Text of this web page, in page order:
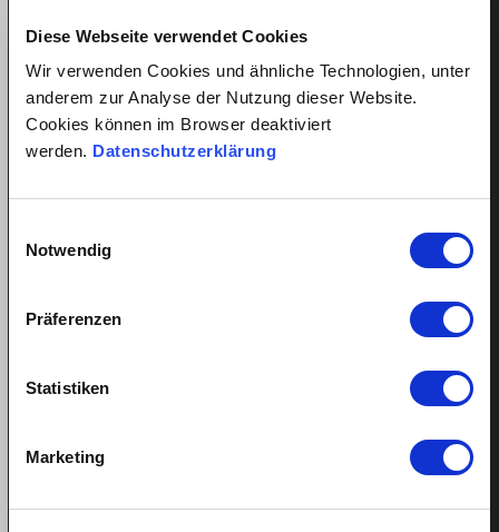
Diese Webseite verwendet Cookies
Wir verwenden Cookies und ähnliche Technologien, unter
anderem zur Analyse der Nutzung dieser Website.
Cookies können im Browser deaktiviert
werden. Datenschutzerklärung
Notwendig
Präferenzen
Statistiken
Marketing
Kinderbetreuung anstellen
Pflegehilfe anstellen
Vorteile für Arbeitnehmer
Fairer Lohn Nanny
Ferienanspruch Ihrer Haushaltshilfe